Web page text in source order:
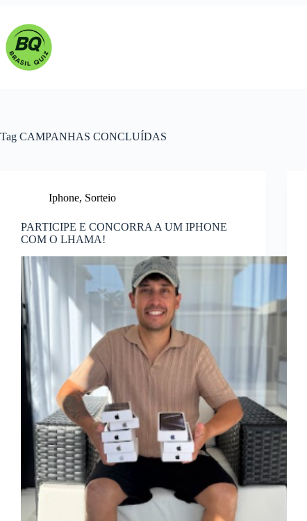
conteúdo
Tag CAMPANHAS CONCLUÍDAS
Iphone, Sorteio
PARTICIPE E CONCORRA A UM IPHONE
COM O LHAMA!